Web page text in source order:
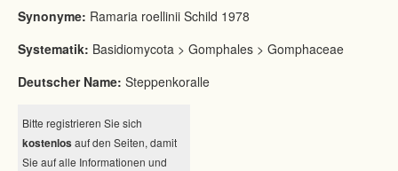
Synonyme: Ramaria roellinii Schild 1978
Systematik: Basidiomycota > Gomphales > Gomphaceae
Deutscher Name: Steppenkoralle
Bitte registrieren Sie sich
kostenlos auf den Seiten, damit
Sie auf alle Informationen und